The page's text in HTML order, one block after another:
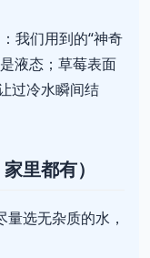
我们用到的“神奇
液态；草莓表面
过冷水瞬间结
里都有）
选无杂质的水，